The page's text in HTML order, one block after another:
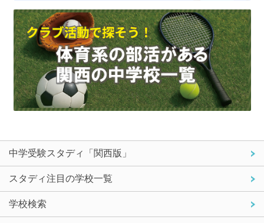
中学受験スタディ「関西版」
スタディ注目の学校一覧
学校検索